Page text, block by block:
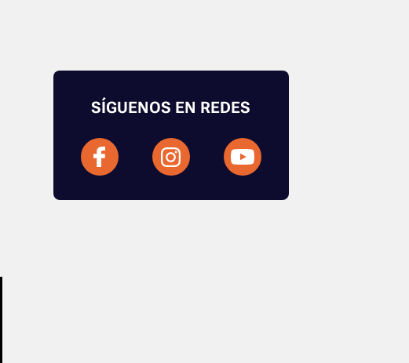
SÍGUENOS EN REDES